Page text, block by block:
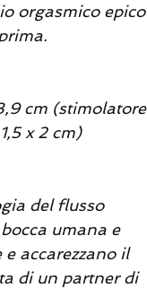
orgasmico epico
cm (stimolatore
x 2 cm)
del flusso
umana e
accarezzano il
di un partner di